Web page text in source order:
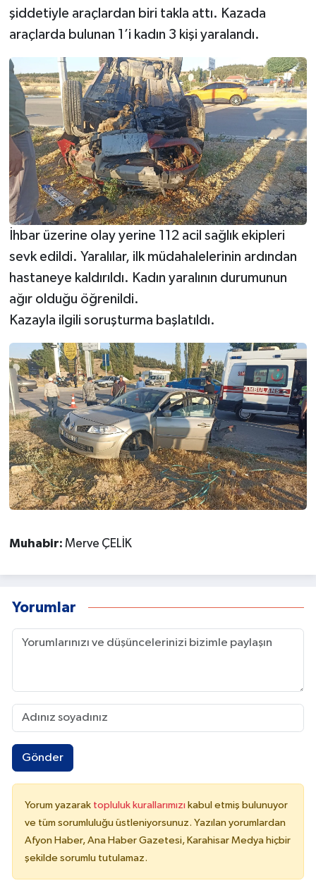
şiddetiyle araçlardan biri takla attı. Kazada
araçlarda bulunan 1’i kadın 3 kişi yaralandı.
İhbar üzerine olay yerine 112 acil sağlık ekipleri
sevk edildi. Yaralılar, ilk müdahalelerinin ardından
hastaneye kaldırıldı. Kadın yaralının durumunun
ağır olduğu öğrenildi.
Kazayla ilgili soruşturma başlatıldı.
Muhabir: Merve ÇELİK
Yorumlar
Gönder
Yorum yazarak topluluk kurallarımızı kabul etmiş bulunuyor
ve tüm sorumluluğu üstleniyorsunuz. Yazılan yorumlardan
Afyon Haber, Ana Haber Gazetesi, Karahisar Medya hiçbir
şekilde sorumlu tutulamaz.